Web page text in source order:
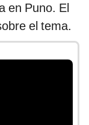
en Puno. El
el tema.